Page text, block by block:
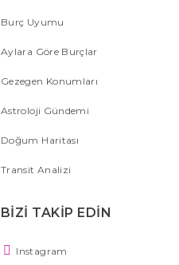
Burç Uyumu
Aylara Göre Burçlar
Gezegen Konumları
Astroloji Gündemi
Doğum Haritası
Transit Analizi
BİZİ TAKİP EDİN
Instagram